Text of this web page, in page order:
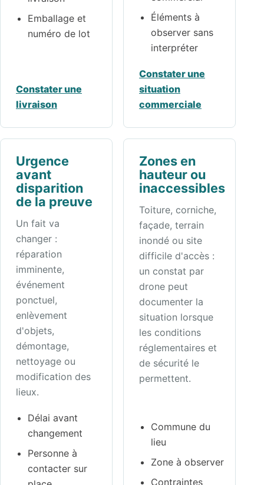
Emballage et
numéro de lot
Constater une
livraison
Éléments à
observer sans
interpréter
Constater une
situation
commerciale
Urgence
avant
disparition
de la preuve
Un fait va
changer :
réparation
imminente,
événement
ponctuel,
enlèvement
d'objets,
démontage,
nettoyage ou
modification des
lieux.
Délai avant
changement
Personne à
contacter sur
Zones en
hauteur ou
inaccessibles
Toiture, corniche,
façade, terrain
inondé ou site
difficile d'accès :
un constat par
drone peut
documenter la
situation lorsque
les conditions
réglementaires et
de sécurité le
permettent.
Commune du
lieu
Zone à observer
Contraintes